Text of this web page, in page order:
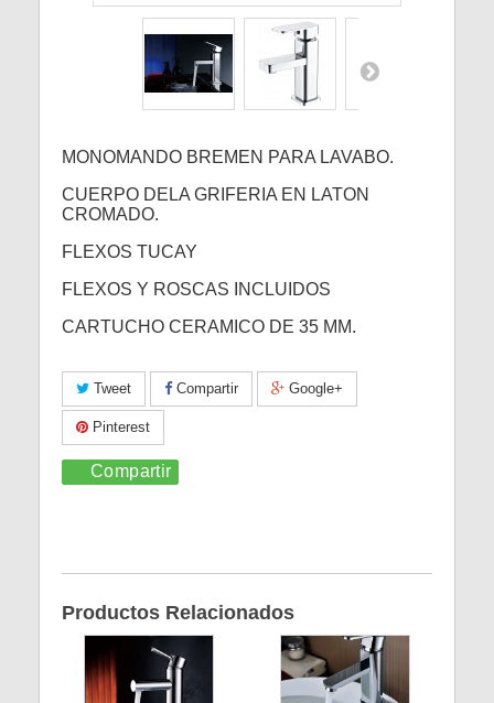
MONOMANDO BREMEN PARA LAVABO.
CUERPO DELA GRIFERIA EN LATON
CROMADO.
FLEXOS TUCAY
FLEXOS Y ROSCAS INCLUIDOS
CARTUCHO CERAMICO DE 35 MM.
Tweet Compartir Google+
Pinterest
Compartir
Productos Relacionados